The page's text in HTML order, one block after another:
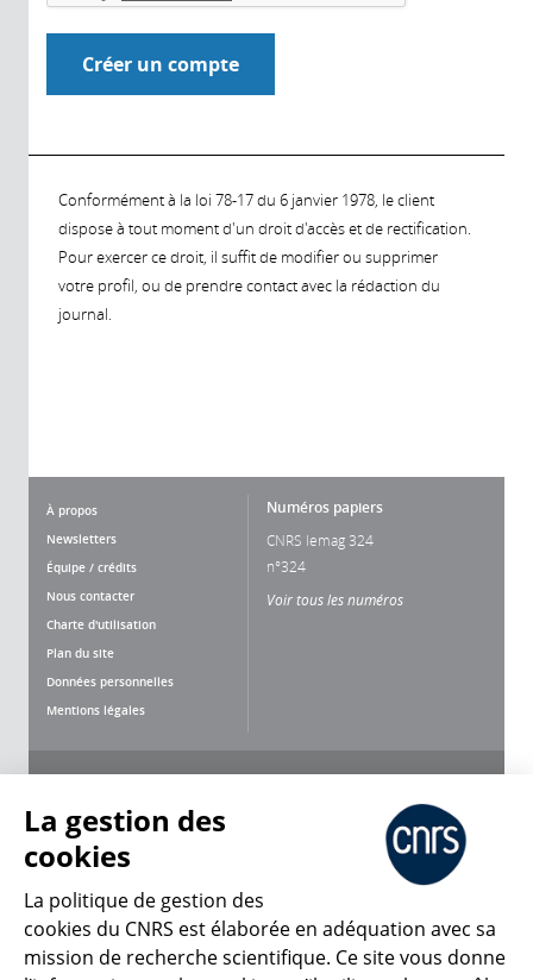
Conformément à la loi 78-17 du 6 janvier 1978, le client
dispose à tout moment d'un droit d'accès et de rectification.
Pour exercer ce droit, il suffit de modifier ou supprimer
votre profil, ou de prendre contact avec la rédaction du
journal.
À propos
Newsletters
Équipe / crédits
Nous contacter
Charte d'utilisation
Plan du site
Données personnelles
Mentions légales
Numéros papiers
CNRS lemag 324
n°324
Voir tous les numéros
CNRS Le Mag
La gestion des
cookies
La politique de gestion des
cookies du CNRS est élaborée en adéquation avec sa
mission de recherche scientifique. Ce site vous donne